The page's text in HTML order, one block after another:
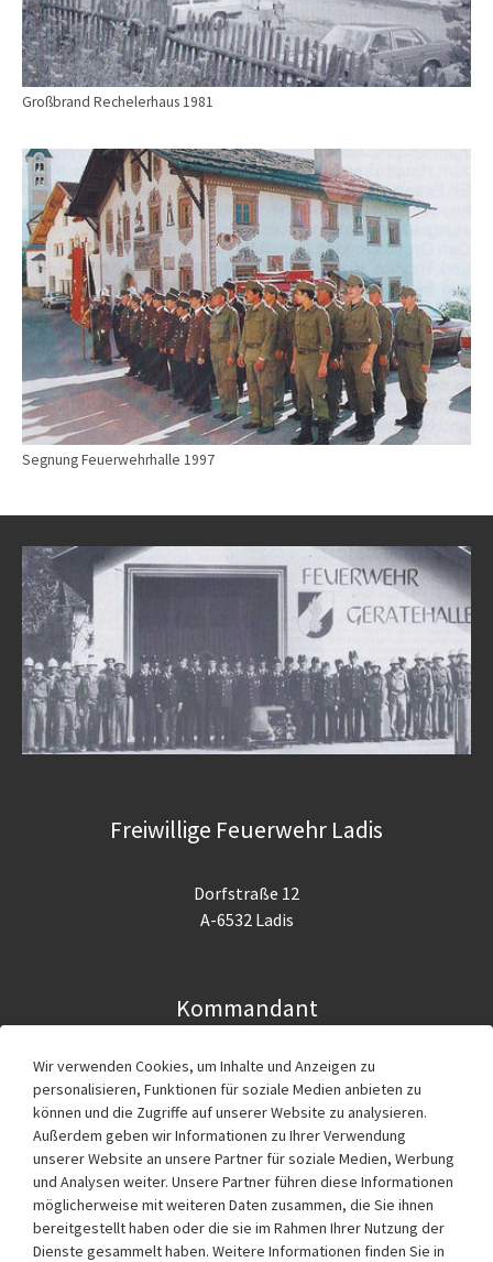
Großbrand Rechelerhaus 1981
Show larger version for:
Segnung Feuerwehrhalle 1997
Show larger version
Freiwillige Feuerwehr Ladis
Dorfstraße 12
A-6532 Ladis
Kommandant
Ing. Günter Köhle
g.koehle@feuerwehr.tirol
Im Notfall 122 anrufen!
Service
Wir verwenden Cookies, um Inhalte und Anzeigen zu
personalisieren, Funktionen für soziale Medien anbieten zu
können und die Zugriffe auf unserer Website zu analysieren.
Außerdem geben wir Informationen zu Ihrer Verwendung
unserer Website an unsere Partner für soziale Medien, Werbung
und Analysen weiter. Unsere Partner führen diese Informationen
möglicherweise mit weiteren Daten zusammen, die Sie ihnen
bereitgestellt haben oder die sie im Rahmen Ihrer Nutzung der
Dienste gesammelt haben. Weitere Informationen finden Sie in